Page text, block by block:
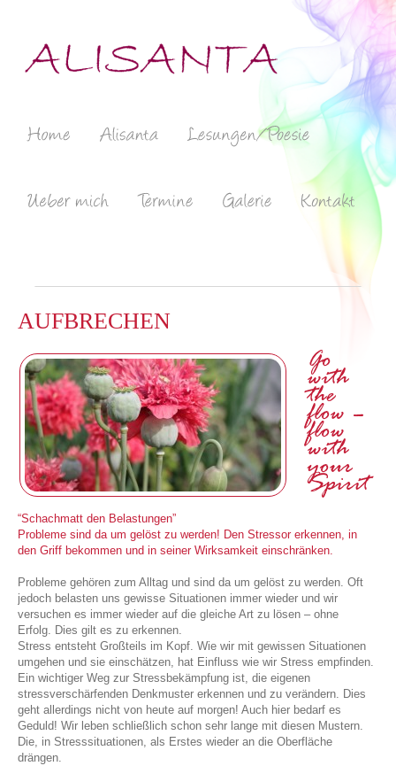
AUFBRECHEN
Go
with
the
flow –
flow
with
your
Spirit
“Schachmatt den Belastungen”
Probleme sind da um gelöst zu werden! Den Stressor erkennen, in
den Griff bekommen und in seiner Wirksamkeit einschränken.
Probleme gehören zum Alltag und sind da um gelöst zu werden. Oft
jedoch belasten uns gewisse Situationen immer wieder und wir
versuchen es immer wieder auf die gleiche Art zu lösen – ohne
Erfolg. Dies gilt es zu erkennen.
Stress entsteht Großteils im Kopf. Wie wir mit gewissen Situationen
umgehen und sie einschätzen, hat Einfluss wie wir Stress empfinden.
Ein wichtiger Weg zur Stressbekämpfung ist, die eigenen
stressverschärfenden Denkmuster erkennen und zu verändern. Dies
geht allerdings nicht von heute auf morgen! Auch hier bedarf es
Geduld! Wir leben schließlich schon sehr lange mit diesen Mustern.
Die, in Stresssituationen, als Erstes wieder an die Oberfläche
drängen.